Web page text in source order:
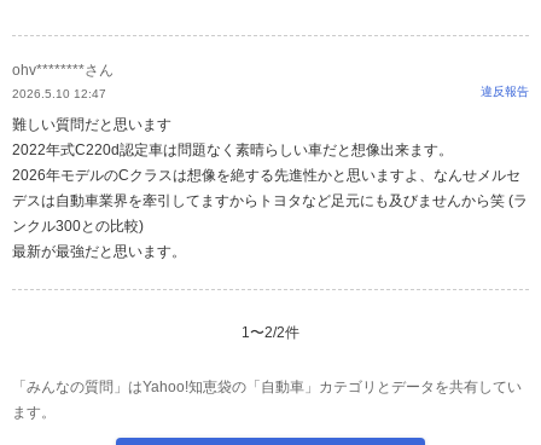
ohv********さん
2026.5.10 12:47 違反報告
難しい質問だと思います
2022年式C220d認定車は問題なく素晴らしい車だと想像出来ます。
2026年モデルのCクラスは想像を絶する先進性かと思いますよ、なんせメルセ
デスは自動車業界を牽引してますからトヨタなど足元にも及びませんから笑 (ラ
ンクル300との比較)
最新が最強だと思います。
1 〜2/2件
「みんなの質問」はYahoo!知恵袋の「自動車」カテゴリとデータを共有してい
ます。